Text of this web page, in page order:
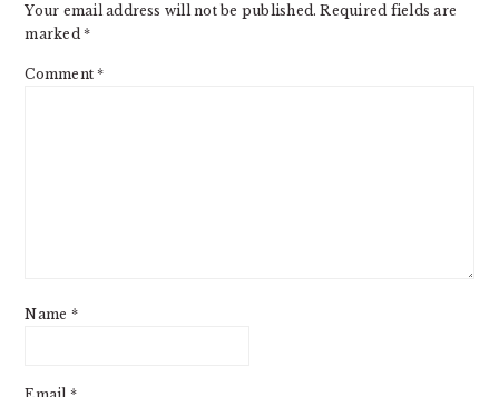
Your email address will not be published. Required fields are
marked*
Comment*
Name *